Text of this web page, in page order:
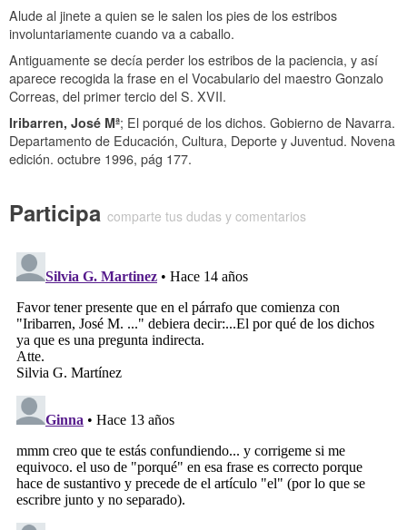
Alude al jinete a quien se le salen los pies de los estribos
involuntariamente cuando va a caballo.
Antiguamente se decía perder los estribos de la paciencia, y así
aparece recogida la frase en el Vocabulario del maestro Gonzalo
Correas, del primer tercio del S. XVII.
Iribarren, José Mª; El porqué de los dichos. Gobierno de Navarra.
Departamento de Educación, Cultura, Deporte y Juventud. Novena
edición. octubre 1996, pág 177.
Participa comparte tus dudas y comentarios